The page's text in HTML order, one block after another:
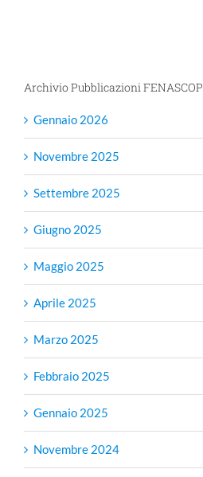
Archivio Pubblicazioni FENASCOP
Gennaio 2026
Novembre 2025
Settembre 2025
Giugno 2025
Maggio 2025
Aprile 2025
Marzo 2025
Febbraio 2025
Gennaio 2025
Novembre 2024